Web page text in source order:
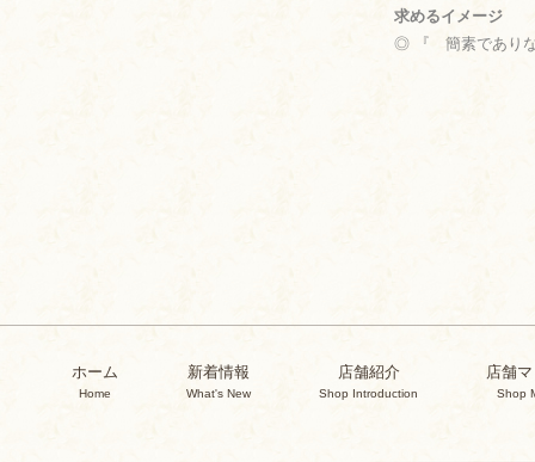
求めるイメージ
◎ 『 簡素であり
ホーム
Home
新着情報
What's New
店舗紹介
Shop Introduction
店舗
Shop